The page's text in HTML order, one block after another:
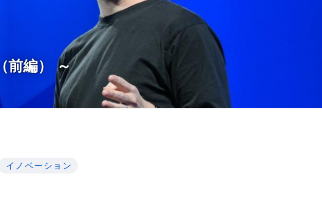
前編） ～
イノベーション